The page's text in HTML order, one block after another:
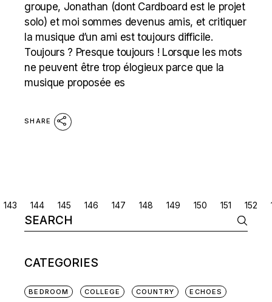
groupe, Jonathan (dont Cardboard est le projet
solo) et moi sommes devenus amis, et critiquer
la musique d’un ami est toujours difficile.
Toujours ? Presque toujours ! Lorsque les mots
ne peuvent être trop élogieux parce que la
musique proposée es
SHARE
POSTS
NAVIGATION
143 144 145 146 147 148 149 150 151 152
Search
for:
CATEGORIES
BEDROOM COLLEGE COUNTRY ECHOES